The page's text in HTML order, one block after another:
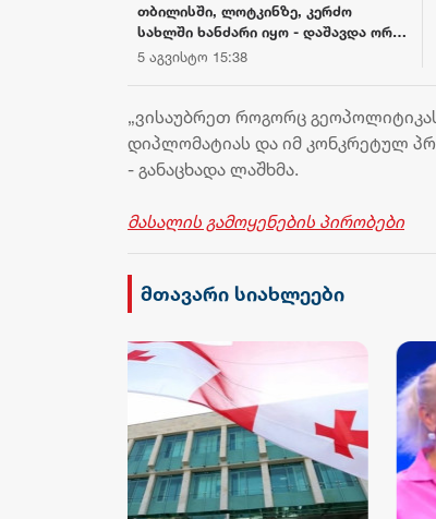
თბილისში, ლოტკინზე, კერძო
სახლში ხანძარი იყო - დაშავდა ორი
ადამიანი
5 აგვისტო 15:38
„ვისაუბრეთ როგორც
დიპლომატიას და იმ კონკრეტულ
- განაცხადა ლაშხმა.
მასალის გამოყენების პირობები
მთავარი სიახლეები